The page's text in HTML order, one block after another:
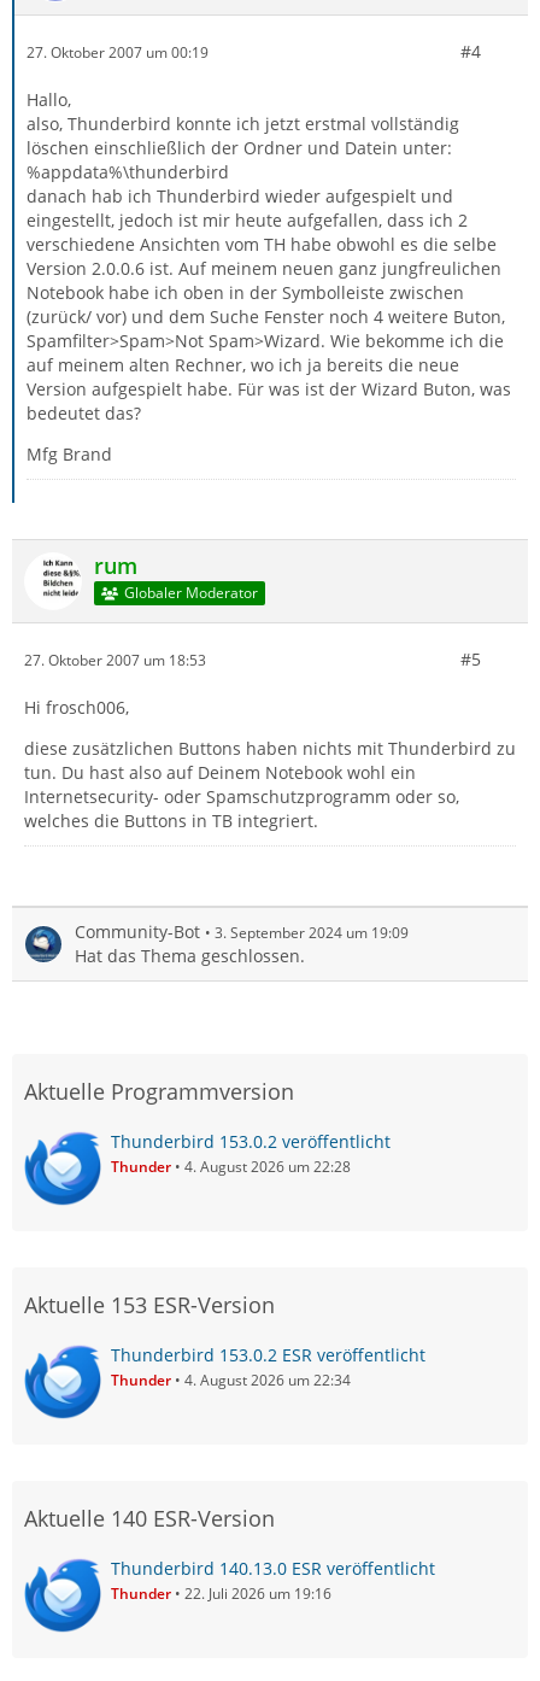
27. Oktober 2007 um 00:19 #4
Hallo,
also, Thunderbird konnte ich jetzt erstmal vollständig
löschen einschließlich der Ordner und Datein unter:
%appdata%\thunderbird
danach hab ich Thunderbird wieder aufgespielt und
eingestellt, jedoch ist mir heute aufgefallen, dass ich 2
verschiedene Ansichten vom TH habe obwohl es die selbe
Version 2.0.0.6 ist. Auf meinem neuen ganz jungfreulichen
Notebook habe ich oben in der Symbolleiste zwischen
(zurück/ vor) und dem Suche Fenster noch 4 weitere Buton,
Spamfilter>Spam>Not Spam>Wizard. Wie bekomme ich die
auf meinem alten Rechner, wo ich ja bereits die neue
Version aufgespielt habe. Für was ist der Wizard Buton, was
bedeutet das?
Mfg Brand
rum
Globaler Moderator
27. Oktober 2007 um 18:53 #5
Hi frosch006,
diese zusätzlichen Buttons haben nichts mit Thunderbird zu
tun. Du hast also auf Deinem Notebook wohl ein
Internetsecurity- oder Spamschutzprogramm oder so,
welches die Buttons in TB integriert.
Community-Bot 3. September 2024 um 19:09
Hat das Thema geschlossen.
Aktuelle Programmversion
Thunderbird 153.0.2 veröffentlicht
Thunder 4. August 2026 um 22:28
Aktuelle 153 ESR-Version
Thunderbird 153.0.2 ESR veröffentlicht
Thunder 4. August 2026 um 22:34
Aktuelle 140 ESR-Version
Thunderbird 140.13.0 ESR veröffentlicht
Thunder 22. Juli 2026 um 19:16